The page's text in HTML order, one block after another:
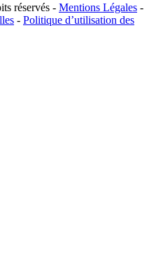
réservés - Mentions Légales -
- Politique d’utilisation des